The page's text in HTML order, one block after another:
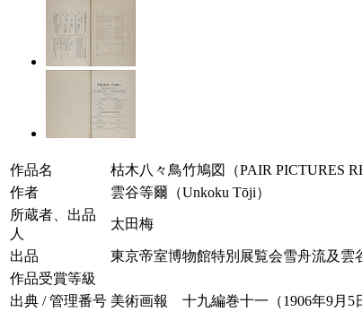
作品名
枯木八々鳥竹鳩図（PAIR PICTURES
作者
雲谷等爾（Unkoku Tōji）
所蔵者、出品
人
太田梅
出品
東京帝室博物館特別展覧会雪舟流及雲
作品受賞等級
出典 / 管理番号 美術画報 十九編巻十一（1906年9月5